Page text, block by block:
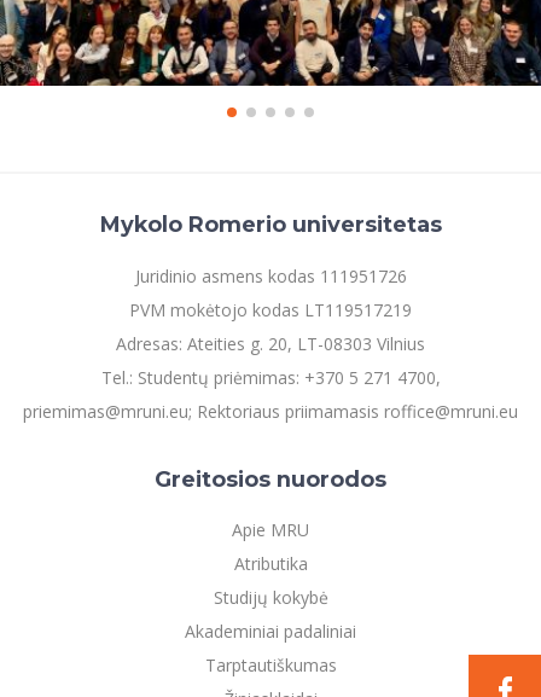
Mykolo Romerio universitetas
Juridinio asmens kodas 111951726
PVM mokėtojo kodas LT119517219
Adresas: Ateities g. 20, LT-08303 Vilnius
Tel.: Studentų priėmimas: +370 5 271 4700,
priemimas@mruni.eu; Rektoriaus priimamasis roffice@mruni.eu
Greitosios nuorodos
Apie MRU
Atributika
Studijų kokybė
Akademiniai padaliniai
Tarptautiškumas